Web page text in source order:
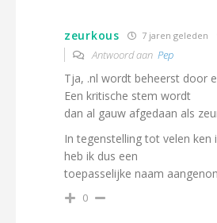
zeurkous 7 jaren geleden
Antwoord aan Pep
Tja, .nl wordt beheerst door
Een kritische stem wordt
dan al gauw afgedaan als
In tegenstelling tot velen ken
heb ik dus een
toepasselijke naam
0